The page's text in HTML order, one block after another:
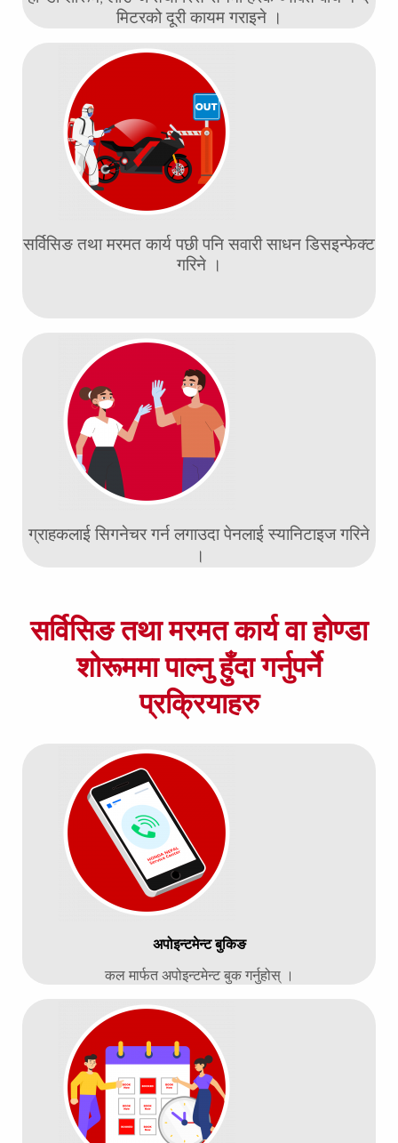
मिटरको दूरी कायम गराइने ।
सर्विसिङ तथा मरमत कार्य पछी पनि सवारी साधन डिसइन्फेक्ट
गरिने ।
ग्राहकलाई सिगनेचर गर्न लगाउदा पेनलाई स्यानिटाइज गरिने
।
सर्विसिङ तथा मरमत कार्य वा होण्डा
शोरूममा पाल्नु हुँदा गर्नुपर्ने
प्रक्रियाहरु
अपोइन्टमेन्ट बुकिङ
कल मार्फत अपोइन्टमेन्ट बुक गर्नुहोस् ।